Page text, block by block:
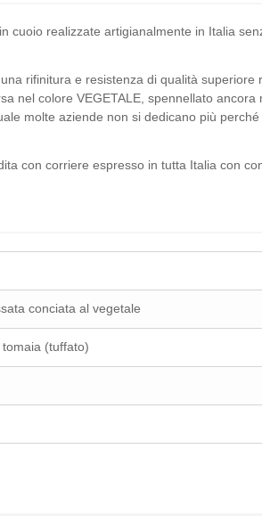
realizzate artigianalmente in Italia
rifinitura e resistenza di qualità superiore
nel colore VEGETALE, spennellato
molte aziende non si dedicano più
con corriere espresso in tutta Italia con
conciata al vegetale
(tuffato)